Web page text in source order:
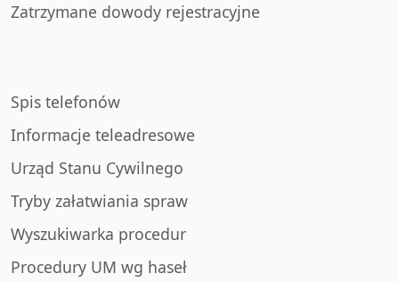
Zatrzymane dowody rejestracyjne
Spis telefonów
Informacje teleadresowe
Urząd Stanu Cywilnego
Tryby załatwiania spraw
Wyszukiwarka procedur
Procedury UM wg haseł